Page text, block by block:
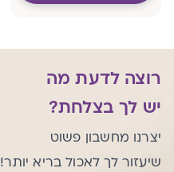
רוצה לדעת מה
יש לך בצלחת?
יצרנו מחשבון פשוט
שיעזור לך לאכול בריא יותר!